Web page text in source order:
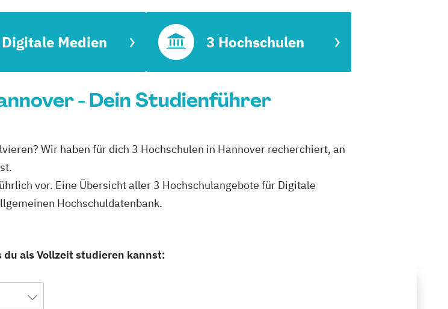
Digitale Medien 3 Hochschulen
- Dein Studienführer
Wir haben für dich 3 Hochschulen in Hannover recherchiert, an
vor. Eine Übersicht aller 3 Hochschulangebote für Digitale
Hochschuldatenbank.
du als Vollzeit studieren kannst: